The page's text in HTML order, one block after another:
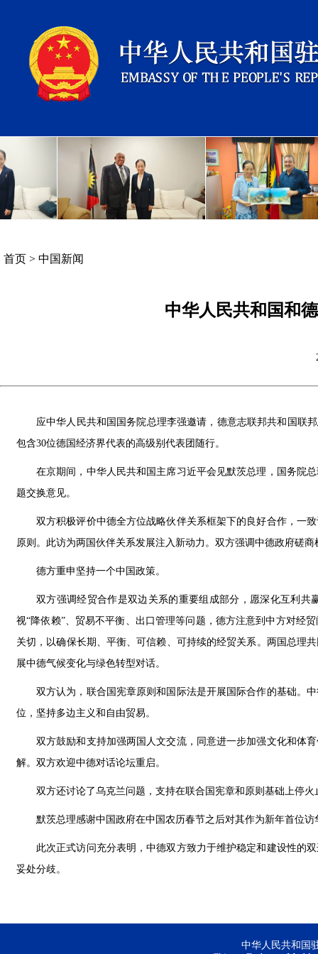
首页 > 中国新闻
中华人民共和国和
应中华人民共和国国务院总理李强邀请，德意志联邦共和国联
包含30位德国经济界代表的高级别代表团随行。
在京期间，中华人民共和国主席习近平会见默茨总理，国务院
题交换意见。
双方积极评价中德全方位战略伙伴关系框架下的良好合作，一
原则。此访为两国伙伴关系发展注入新动力。双方强调中德政府磋
德方重申坚持一个中国政策。
双方强调经贸合作是双边关系的重要组成部分，愿深化互利
视“降依赖”、贸易不平衡、出口管理等问题，德方注意到中方对经
关切，以确保长期、平衡、可信赖、可持续的经贸关系。两国总理
展中德气候变化与绿色转型对话。
双方认为，联合国宪章原则和国际法是开展国际合作的基础。
位，坚持多边主义和自由贸易。
双方鼓励和支持加强两国人文交流，同意进一步加强文化和体
解。双方欢迎中德对话论坛重启。
双方还讨论了乌克兰问题，支持在联合国宪章和原则基础上停
默茨总理感谢中国政府在中国农历春节之后对其作为新年首位
此次正式访问充分表明，中德双方致力于维护稳定和建设性的
妥处分歧。
中华人民共和国